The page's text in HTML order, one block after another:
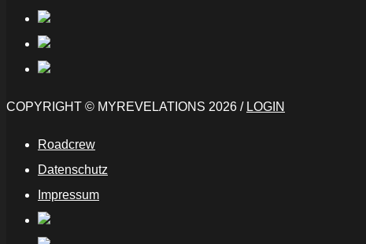
COPYRIGHT © MYREVELATIONS 2026 / LOGIN
Roadcrew
Datenschutz
Impressum